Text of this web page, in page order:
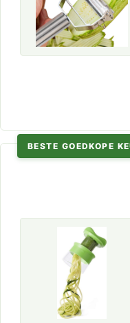
BESTE GOEDKOPE